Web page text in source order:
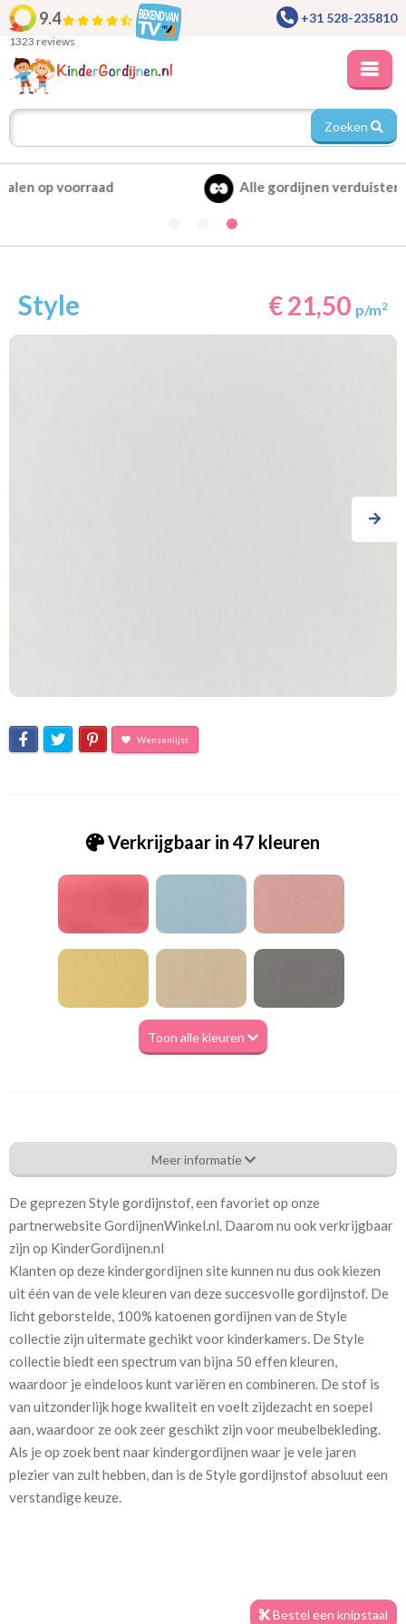
9.4
1323 reviews
+31 528-235810
Zoeken
Alle gordijnen verduisterend leverbaar
Style € 21,50 p/m2
Wensenlijst
Verkrijgbaar in 47 kleuren
Toon alle kleuren
Pt_7238-272 Style - cloud
Eigenschappen gordijnstof
Artikelnummer Pt_7238-272 Style - cloud
Stofbreedte:
Mate van verduistering:
Geen (voering optioneel
tijdens bestelproces)
Meestal eerder, maar houd
rekening met
circa 2-3 weken
Materiaal: 100% katoen
zorgt ervoor dat in de wintermaanden de kou zoveel mogelijk
Meer informatie
De geprezen Style gordijnstof, een favoriet op onze
partnerwebsite GordijnenWinkel.nl. Daarom nu ook verkrijgbaar
zijn op KinderGordijnen.nl
Klanten op deze kindergordijnen site kunnen nu dus ook kiezen
uit één van de vele kleuren van deze succesvolle gordijnstof. De
licht geborstelde, 100% katoenen gordijnen van de Style
collectie zijn uitermate gechikt voor kinderkamers. De Style
collectie biedt een spectrum van bijna 50 effen kleuren,
waardoor je eindeloos kunt variëren en combineren. De stof is
van uitzonderlijk hoge kwaliteit en voelt zijdezacht en soepel
aan, waardoor ze ook zeer geschikt zijn voor meubelbekleding.
Als je op zoek bent naar kindergordijnen waar je vele jaren
plezier van zult hebben, dan is de Style gordijnstof absoluut een
verstandige keuze.
Bestel een knipstaal